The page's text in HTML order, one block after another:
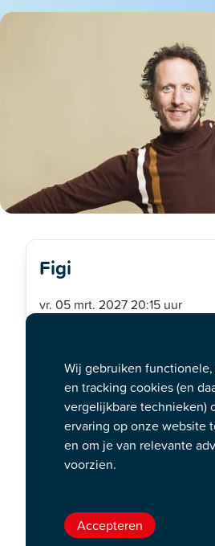
eenzaamheid in één
adembenemende
Micha Wertheim maakt, te laat,
show waarin iedereen zal lachen,
adem happen, iedereen zal weer
Figi
vr. 05 mrt. 2027 20:15 uur
Wij gebruiken
en tracking cookies (en
vergelijkbare technieken)
ervaring op onze website
en om je van relevante
voorzien.
Accepteren